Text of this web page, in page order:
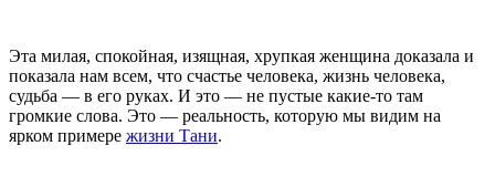
Эта милая, спокойная, изящная, хрупкая женщина доказала и
показала нам всем, что счастье человека, жизнь человека,
судьба — в его руках. И это — не пустые какие-то там
громкие слова. Это — реальность, которую мы видим на
ярком примере жизни Тани.